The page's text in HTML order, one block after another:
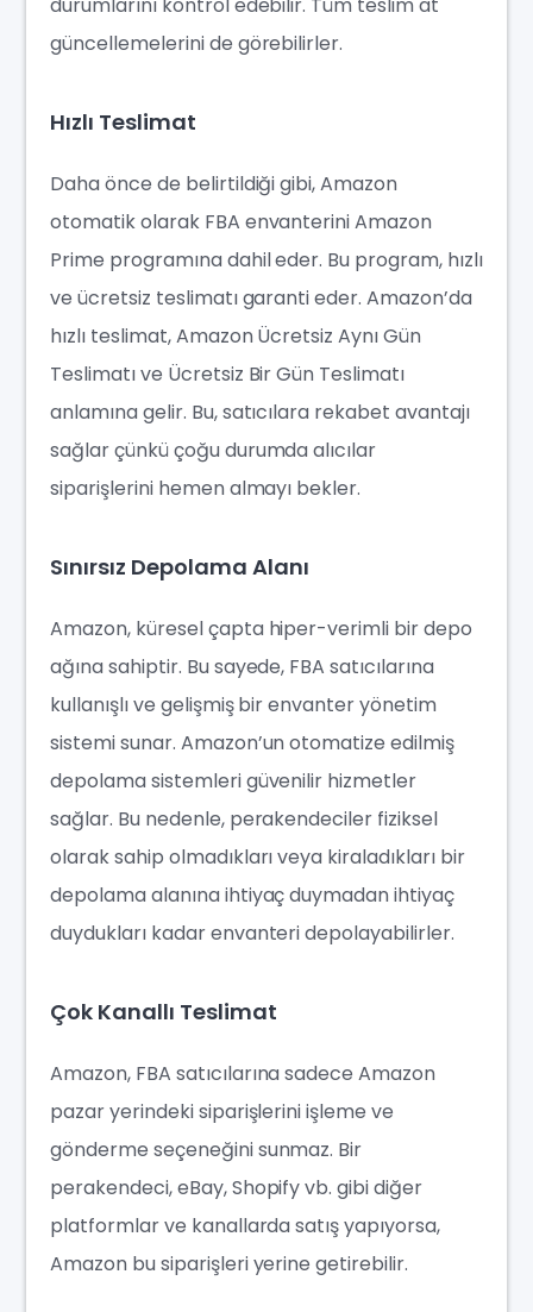
güncellemelerini de görebilirler.
Hızlı Teslimat
Daha önce de belirtildiği gibi, Amazon
otomatik olarak FBA envanterini Amazon
Prime programına dahil eder. Bu program, hızlı
ve ücretsiz teslimatı garanti eder. Amazon’da
hızlı teslimat, Amazon Ücretsiz Aynı Gün
Teslimatı ve Ücretsiz Bir Gün Teslimatı
anlamına gelir. Bu, satıcılara rekabet avantajı
sağlar çünkü çoğu durumda alıcılar
siparişlerini hemen almayı bekler.
Sınırsız Depolama Alanı
Amazon, küresel çapta hiper-verimli bir depo
ağına sahiptir. Bu sayede, FBA satıcılarına
kullanışlı ve gelişmiş bir envanter yönetim
sistemi sunar. Amazon’un otomatize edilmiş
depolama sistemleri güvenilir hizmetler
sağlar. Bu nedenle, perakendeciler fiziksel
olarak sahip olmadıkları veya kiraladıkları bir
depolama alanına ihtiyaç duymadan ihtiyaç
duydukları kadar envanteri depolayabilirler.
Çok Kanallı Teslimat
Amazon, FBA satıcılarına sadece Amazon
pazar yerindeki siparişlerini işleme ve
gönderme seçeneğini sunmaz. Bir
perakendeci, eBay, Shopify vb. gibi diğer
platformlar ve kanallarda satış yapıyorsa,
Amazon bu siparişleri yerine getirebilir.